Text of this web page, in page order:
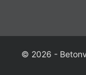
© 2026 -